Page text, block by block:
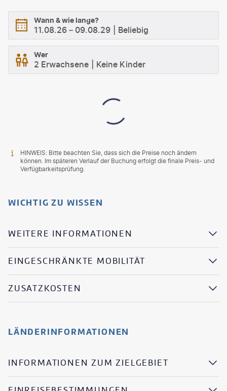
Wann & wie lange?
11.08.26 – 09.08.29 Beliebig
Wer
2 Erwachsene Keine Kinder
HINWEIS: Bitte beachten Sie, dass sich die Preise noch ändern
können. Im späteren Verlauf der Buchung erfolgt die finale Preis- und
Verfügbarkeitsprüfung.
WICHTIG ZU WISSEN
WEITERE INFORMATIONEN
EINGESCHRÄNKTE MOBILITÄT
ZUSATZKOSTEN
LÄNDERINFORMATIONEN
INFORMATIONEN ZUM ZIELGEBIET